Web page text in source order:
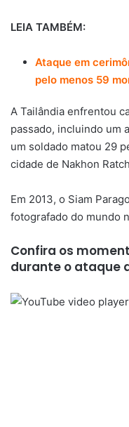
LEIA TAMBÉM:
Ataque em
pelo menos 59
A Tailândia enfrentou
passado, incluindo um
um soldado matou 29
cidade de Nakhon
Em 2013, o Siam
fotografado do mundo
Confira os
durante o ataque